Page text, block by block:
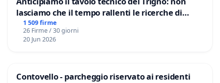
lasciamo che il tempo rallenti le ricerche di
Domenico Racanati
1 509 firme
26 Firme / 30 giorni
20 Jun 2026
Contovello - parcheggio riservato ai residenti